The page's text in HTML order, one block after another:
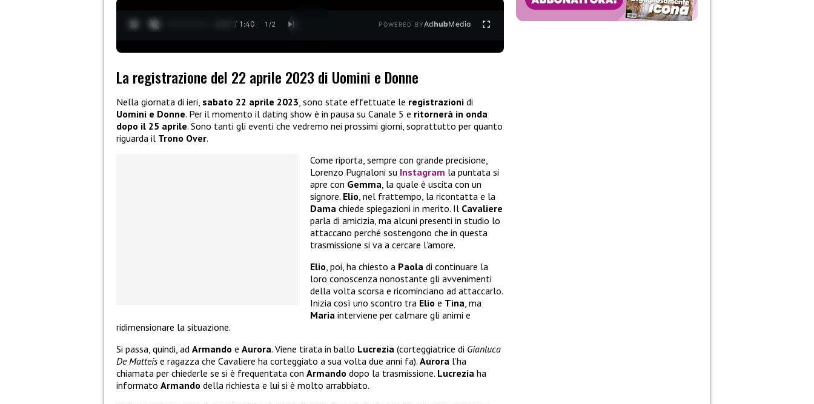
0:28 / 1:40 1 /2 POWERED BYAdhubMedia
La registrazione del 22 aprile 2023 di Uomini e Donne
Nella giornata di ieri, sabato 22 aprile 2023, sono state effettuate le registrazioni di
Uomini e Donne. Per il momento il dating show è in pausa su Canale 5 e ritornerà in onda
dopo il 25 aprile. Sono tanti gli eventi che vedremo nei prossimi giorni, soprattutto per quanto
riguarda il Trono Over.
Come riporta, sempre con grande precisione,
Lorenzo Pugnaloni su Instagram la puntata si
apre con Gemma, la quale è uscita con un
signore. Elio, nel frattempo, la ricontatta e la
Dama chiede spiegazioni in merito. Il Cavaliere
parla di amicizia, ma alcuni presenti in studio lo
attaccano perché sostengono che in questa
trasmissione si va a cercare l’amore.
Elio, poi, ha chiesto a Paola di continuare la
loro conoscenza nonostante gli avvenimenti
della volta scorsa e ricominciano ad attaccarlo.
Inizia così uno scontro tra Elio e Tina, ma
Maria interviene per calmare gli animi e
ridimensionare la situazione.
Si passa, quindi, ad Armando e Aurora. Viene tirata in ballo Lucrezia (corteggiatrice di Gianluca
De Matteise ragazza che Cavaliere ha corteggiato a sua volta due anni fa). Aurora l’ha
chiamata per chiederle se si è frequentata con Armando dopo la trasmissione. Lucrezia ha
informato Armando della richiesta e lui si è molto arrabbiato.